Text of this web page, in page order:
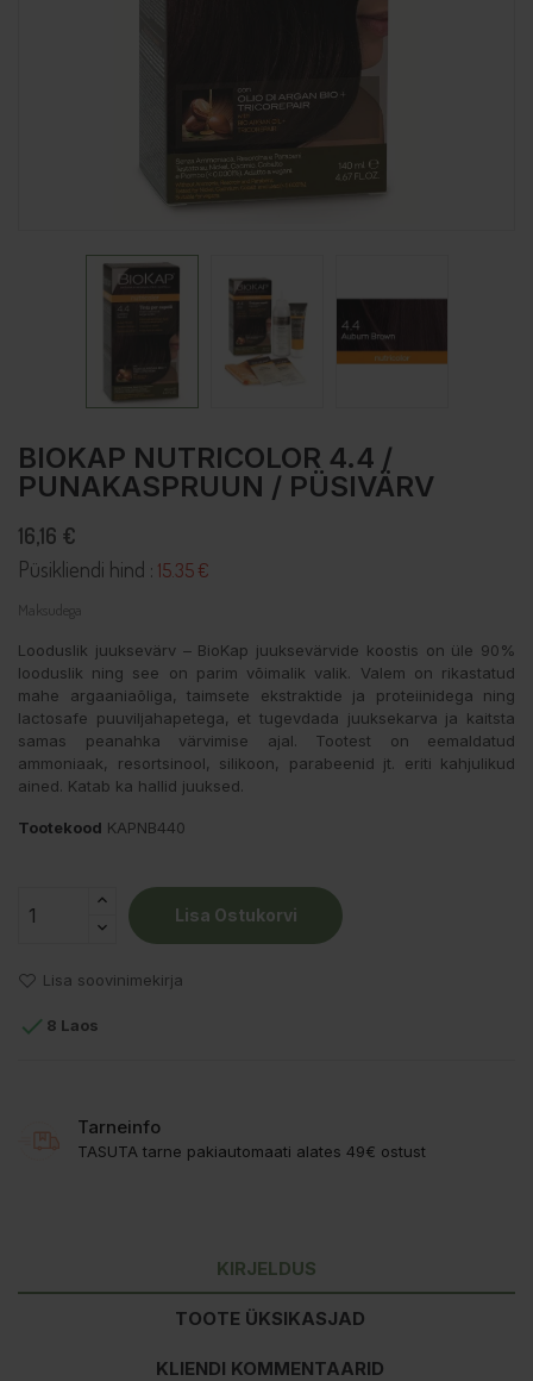
BIOKAP NUTRICOLOR 4.4 /
PUNAKASPRUUN / PÜSIVÄRV
16,16 €
Püsikliendi hind : 15.35 €
Maksudega
Looduslik juuksevärv – BioKap juuksevärvide koostis on üle 90%
looduslik ning see on parim võimalik valik. Valem on rikastatud
mahe argaaniaõliga, taimsete ekstraktide ja proteiinidega ning
lactosafe puuviljahapetega, et tugevdada juuksekarva ja kaitsta
samas peanahka värvimise ajal. Tootest on eemaldatud
ammoniaak, resortsinool, silikoon, parabeenid jt. eriti kahjulikud
ained. Katab ka hallid juuksed.
Tootekood KAPNB440
Lisa Ostukorvi
Lisa soovinimekirja
 8 Laos
Tarneinfo
TASUTA tarne pakiautomaati alates 49€ ostust
KIRJELDUS
TOOTE ÜKSIKASJAD
KLIENDI KOMMENTAARID